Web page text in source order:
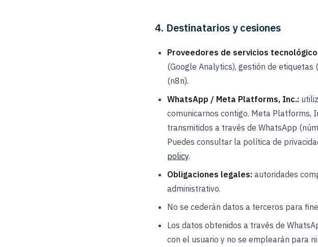
4. Destinatarios y cesiones
Proveedores de servicios
(Google Analytics), gestión de
(n8n).
WhatsApp / Meta Platforms, Inc.:
comunicarnos contigo. Meta Platforms,
transmitidos a través de WhatsApp
Puedes consultar la política de
policy.
Obligaciones legales: autoridades
administrativo.
No se cederán datos a terceros para
Los datos obtenidos a través de
con el usuario y no se emplearán para